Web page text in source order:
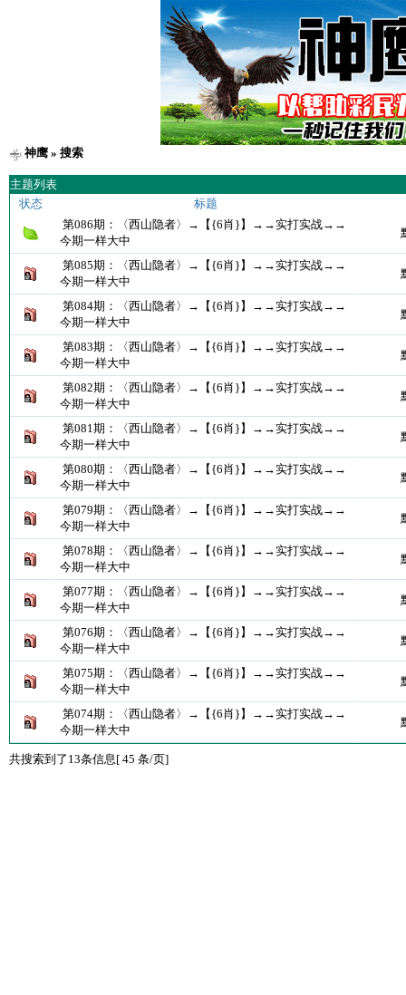
神鹰» 搜索
主题列表
状态
标题
第086期：〈西山隐者〉→【{6肖}】→→实打实战→→
今期一样大中
第085期：〈西山隐者〉→【{6肖}】→→实打实战→→
今期一样大中
第084期：〈西山隐者〉→【{6肖}】→→实打实战→→
今期一样大中
第083期：〈西山隐者〉→【{6肖}】→→实打实战→→
今期一样大中
第082期：〈西山隐者〉→【{6肖}】→→实打实战→→
今期一样大中
第081期：〈西山隐者〉→【{6肖}】→→实打实战→→
今期一样大中
第080期：〈西山隐者〉→【{6肖}】→→实打实战→→
今期一样大中
第079期：〈西山隐者〉→【{6肖}】→→实打实战→→
今期一样大中
第078期：〈西山隐者〉→【{6肖}】→→实打实战→→
今期一样大中
第077期：〈西山隐者〉→【{6肖}】→→实打实战→→
今期一样大中
第076期：〈西山隐者〉→【{6肖}】→→实打实战→→
今期一样大中
第075期：〈西山隐者〉→【{6肖}】→→实打实战→→
今期一样大中
第074期：〈西山隐者〉→【{6肖}】→→实打实战→→
今期一样大中
共搜索到了13条信息[ 45 条/页]